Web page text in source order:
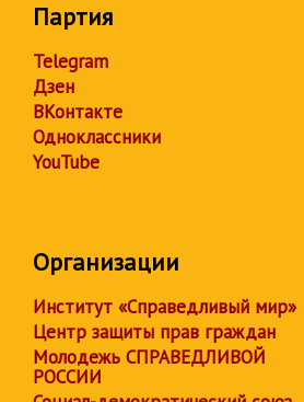
Партия
Telegram
Дзен
ВКонтакте
Одноклассники
YouTube
Организации
Институт «Справедливый мир»
Центр защиты прав граждан
Молодежь СПРАВЕДЛИВОЙ
РОССИИ